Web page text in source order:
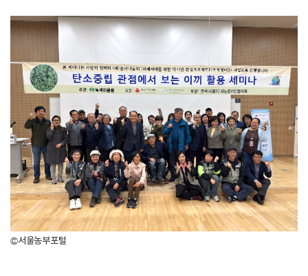
©서울농부포털